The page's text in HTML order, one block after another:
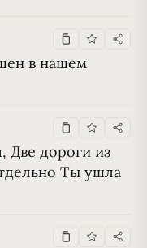
в нашем
Две дороги из
Ты ушла